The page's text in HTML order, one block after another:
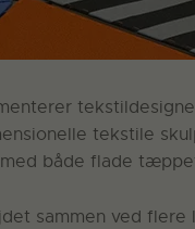
tekstile
både flade
sammen ved